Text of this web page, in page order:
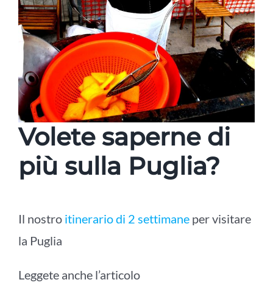
Volete saperne di
più sulla Puglia?
Il nostro itinerario di 2 settimaneper visitare
la Puglia
Leggete anche l’articolo